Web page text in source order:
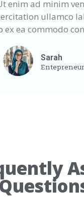
enim ad minim
ullamco
ea commodo
Sarah
Entepreneur